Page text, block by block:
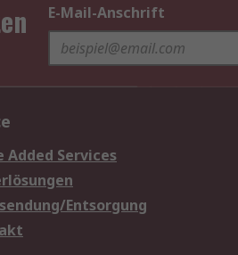
E-Mail-Anschrift
Added Services
Entsorgung